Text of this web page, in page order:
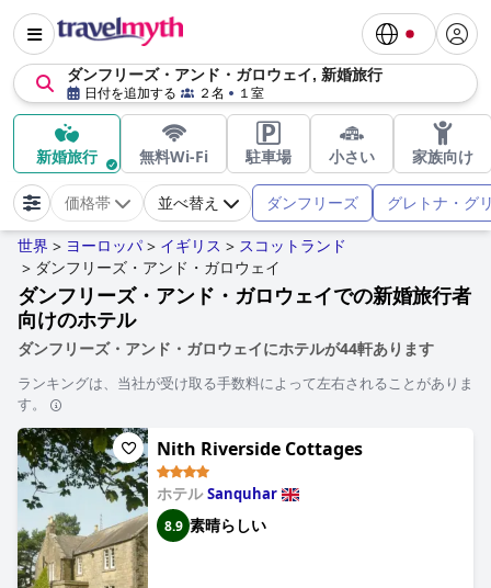
ダンフリーズ・アンド・ガロウェイ, 新婚旅行
日付を追加する ２名 １室
新婚旅行 無料Wi-Fi 駐車場 小さい 家族向け
価格帯 並べ替え ダンフリーズ グレトナ・グ
世界 > ヨーロッパ > イギリス > スコットランド
> ダンフリーズ・アンド・ガロウェイ
ダンフリーズ・アンド・ガロウェイでの新婚旅行者
向けのホテル
ダンフリーズ・アンド・ガロウェイにホテルが44軒あります
ランキングは、当社が受け取る手数料によって左右されることがありま
す。
Nith Riverside Cottages
ホテルSanquhar
8.9 素晴らしい